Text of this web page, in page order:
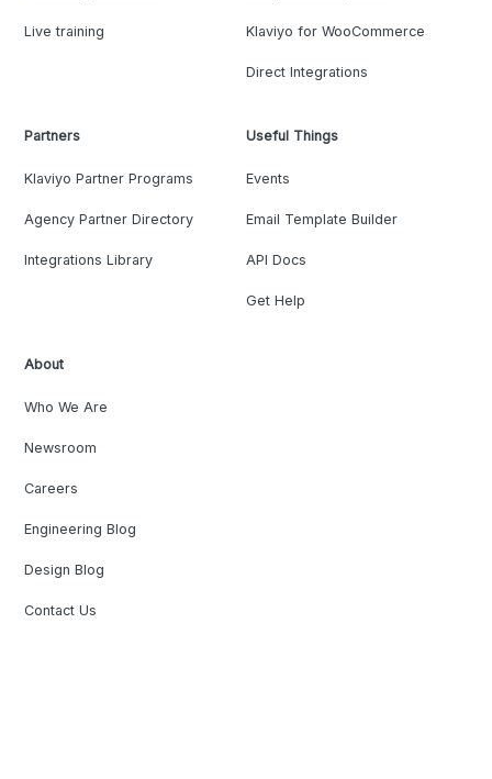
Live training Klaviyo for WooCommerce
Direct Integrations
Partners
Klaviyo Partner Programs
Agency Partner Directory
Integrations Library
Useful Things
Events
Email Template Builder
API Docs
Get Help
About
Who We Are
Newsroom
Careers
Engineering Blog
Design Blog
Contact Us